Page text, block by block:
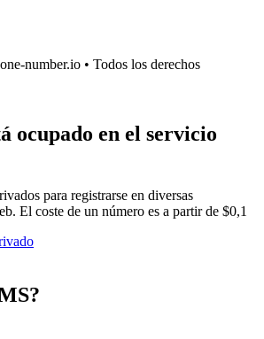
number.io • Todos los derechos
ocupado en el servicio
para registrarse en diversas
El coste de un número es a partir de $0,1